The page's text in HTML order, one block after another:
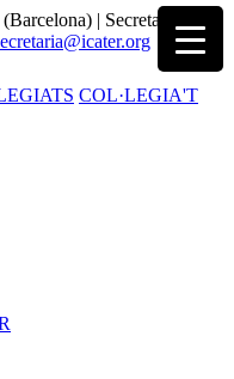
| Secretaria 93
COL·LEGIA'T